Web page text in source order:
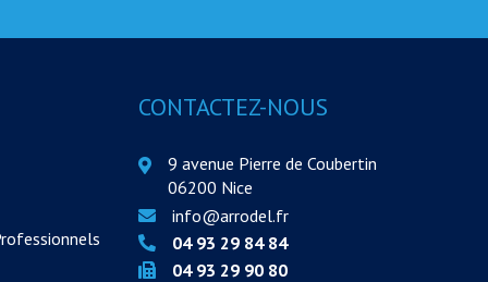
CONTACTEZ-NOUS
9 avenue Pierre de Coubertin
06200 Nice
info@arrodel.fr
04 93 29 84 84
04 93 29 90 80